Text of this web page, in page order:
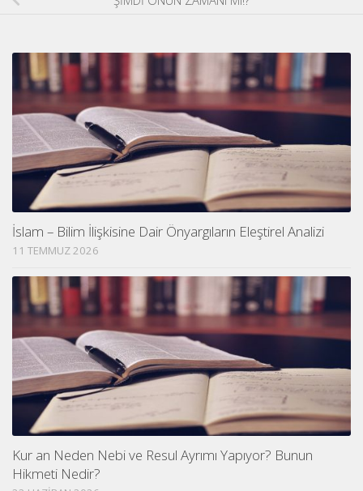
İslam – Bilim İlişkisine Dair Önyargıların Eleştirel Analizi
11 TEMMUZ 2026
Kur an Neden Nebi ve Resul Ayrımı Yapıyor? Bunun
Hikmeti Nedir?